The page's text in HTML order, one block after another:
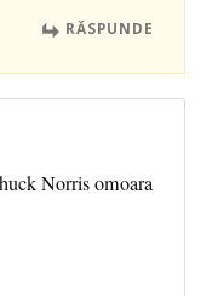
RĂSPUNDE
Norris omoara